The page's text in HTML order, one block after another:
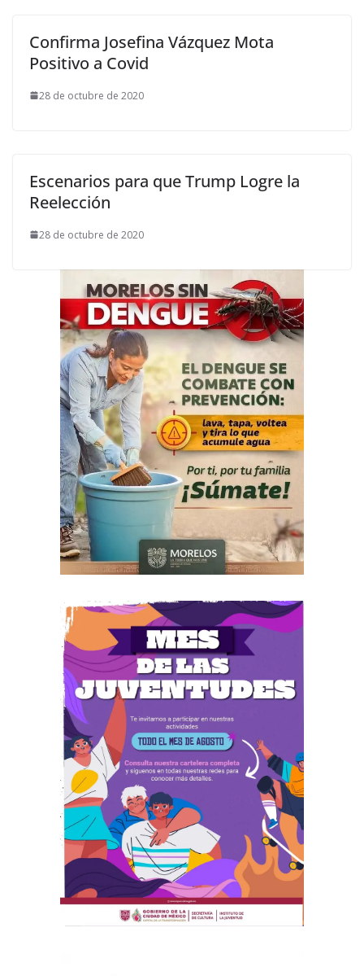
Confirma Josefina Vázquez Mota
Positivo a Covid
28 de octubre de 2020
Escenarios para que Trump Logre la
Reelección
28 de octubre de 2020